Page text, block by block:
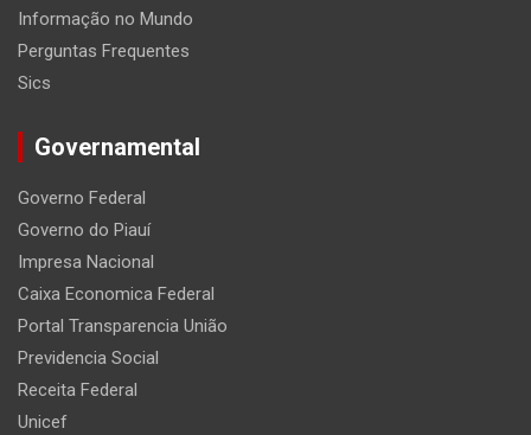
Informação no Mundo
Perguntas Frequentes
Sics
Governamental
Governo Federal
Governo do Piauí
Impresa Nacional
Caixa Economica Federal
Portal Transparencia União
Previdencia Social
Receita Federal
Unicef